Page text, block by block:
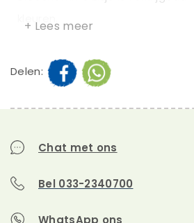
+ Lees meer
Delen:
Chat met ons
Bel 033-2340700
WhatsApp ons